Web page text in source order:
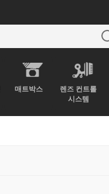
매트박스
렌즈 컨트롤
시스템